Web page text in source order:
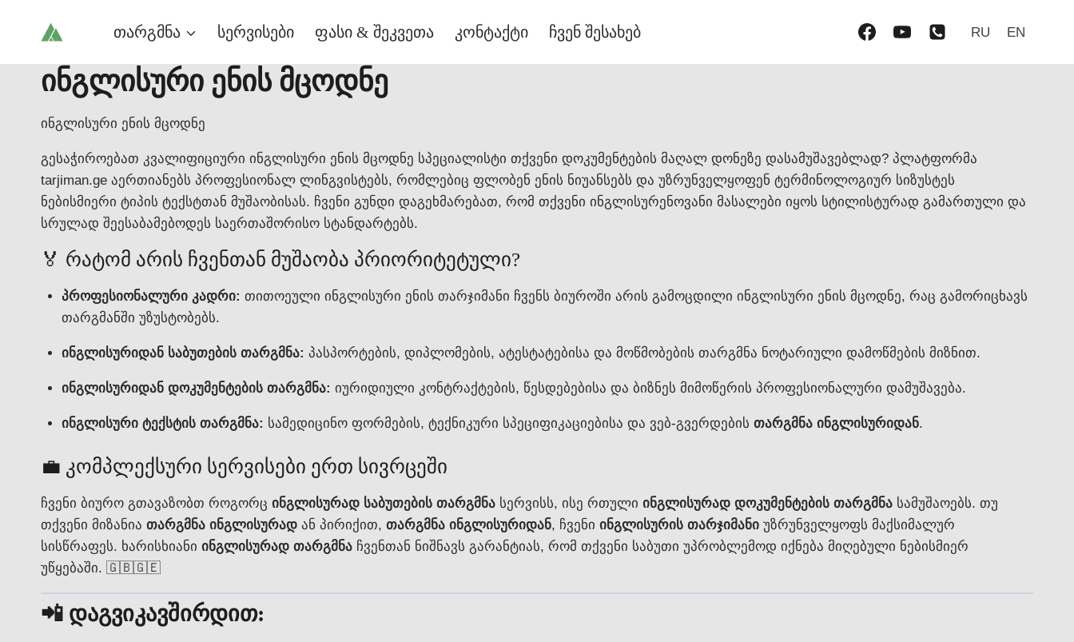
თარგმნა სერვისები ფასი & შეკვეთა კონტაქტი ჩვენ შესახებ RU EN
ინგლისური ენის მცოდნე
ინგლისური ენის მცოდნე
გესაჭიროებათ კვალიფიციური ინგლისური ენის მცოდნე სპეციალისტი თქვენი დოკუმენტების მაღალ დონეზე დასამუშავებლად? პლატფორმა
tarjiman.ge აერთიანებს პროფესიონალ ლინგვისტებს, რომლებიც ფლობენ ენის ნიუანსებს და უზრუნველყოფენ ტერმინოლოგიურ სიზუსტეს
ნებისმიერი ტიპის ტექსტთან მუშაობისას. ჩვენი გუნდი დაგეხმარებათ, რომ თქვენი ინგლისურენოვანი მასალები იყოს სტილისტურად გამართული და
სრულად შეესაბამებოდეს საერთაშორისო სტანდარტებს.
🏅 რატომ არის ჩვენთან მუშაობა პრიორიტეტული?
პროფესიონალური კადრი: თითოეული ინგლისური ენის თარჯიმანი ჩვენს ბიუროში არის გამოცდილი ინგლისური ენის მცოდნე, რაც გამორიცხავს
თარგმანში უზუსტობებს.
ინგლისურიდან საბუთების თარგმნა: პასპორტების, დიპლომების, ატესტატებისა და მოწმობების თარგმნა ნოტარიული დამოწმების მიზნით.
ინგლისურიდან დოკუმენტების თარგმნა: იურიდიული კონტრაქტების, წესდებებისა და ბიზნეს მიმოწერის პროფესიონალური დამუშავება.
ინგლისური ტექსტის თარგმნა: სამედიცინო ფორმების, ტექნიკური სპეციფიკაციებისა და ვებ-გვერდების თარგმნა ინგლისურიდან.
💼 კომპლექსური სერვისები ერთ სივრცეში
ჩვენი ბიურო გთავაზობთ როგორც ინგლისურად საბუთების თარგმნა სერვისს, ისე რთული ინგლისურად დოკუმენტების თარგმნა სამუშაოებს. თუ
თქვენი მიზანია თარგმნა ინგლისურად ან პირიქით, თარგმნა ინგლისურიდან, ჩვენი ინგლისურის თარჯიმანი უზრუნველყოფს მაქსიმალურ
სისწრაფეს. ხარისხიანი ინგლისურად თარგმნა ჩვენთან ნიშნავს გარანტიას, რომ თქვენი საბუთი უპრობლემოდ იქნება მიღებული ნებისმიერ
უწყებაში. 🇬🇧🇬🇪
📲 დაგვიკავშირდით: